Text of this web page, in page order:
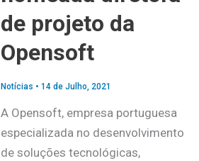
de projeto da
Opensoft
Notícias • 14 de Julho, 2021
A Opensoft, empresa portuguesa
especializada no desenvolvimento
de soluções tecnológicas,